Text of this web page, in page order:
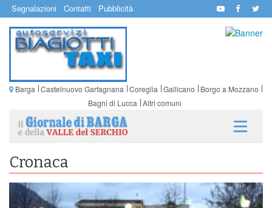
Segnalazioni Contatti Pubblicità
Barga Castelnuovo Garfagnana Coreglia Gallicano
Borgo a Mozzano
Bagni di Lucca Altri comuni
Cronaca